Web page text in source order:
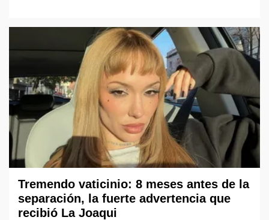
Tremendo vaticinio: 8 meses antes de la
separación, la fuerte advertencia que
recibió La Joaqui